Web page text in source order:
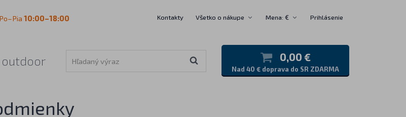
Po–Pia 10:00–18:00 Kontakty Všetko o nákupe Mena: € Prihlásenie
outdoor 0,00 €
Nad 40 € doprava do SR ZDARMA